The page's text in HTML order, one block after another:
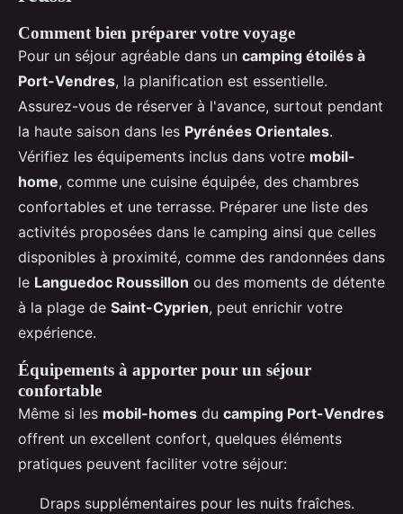
Comment bien préparer votre voyage
Pour un séjour agréable dans un camping étoilés à
Port-Vendres, la planification est essentielle.
Assurez-vous de réserver à l'avance, surtout pendant
la haute saison dans les Pyrénées Orientales.
Vérifiez les équipements inclus dans votre mobil-
home, comme une cuisine équipée, des chambres
confortables et une terrasse. Préparer une liste des
activités proposées dans le camping ainsi que celles
disponibles à proximité, comme des randonnées dans
le Languedoc Roussillon ou des moments de détente
à la plage de Saint-Cyprien, peut enrichir votre
expérience.
Équipements à apporter pour un séjour
confortable
Même si les mobil-homes du camping Port-Vendres
offrent un excellent confort, quelques éléments
pratiques peuvent faciliter votre séjour:
Draps supplémentaires pour les nuits fraîches.